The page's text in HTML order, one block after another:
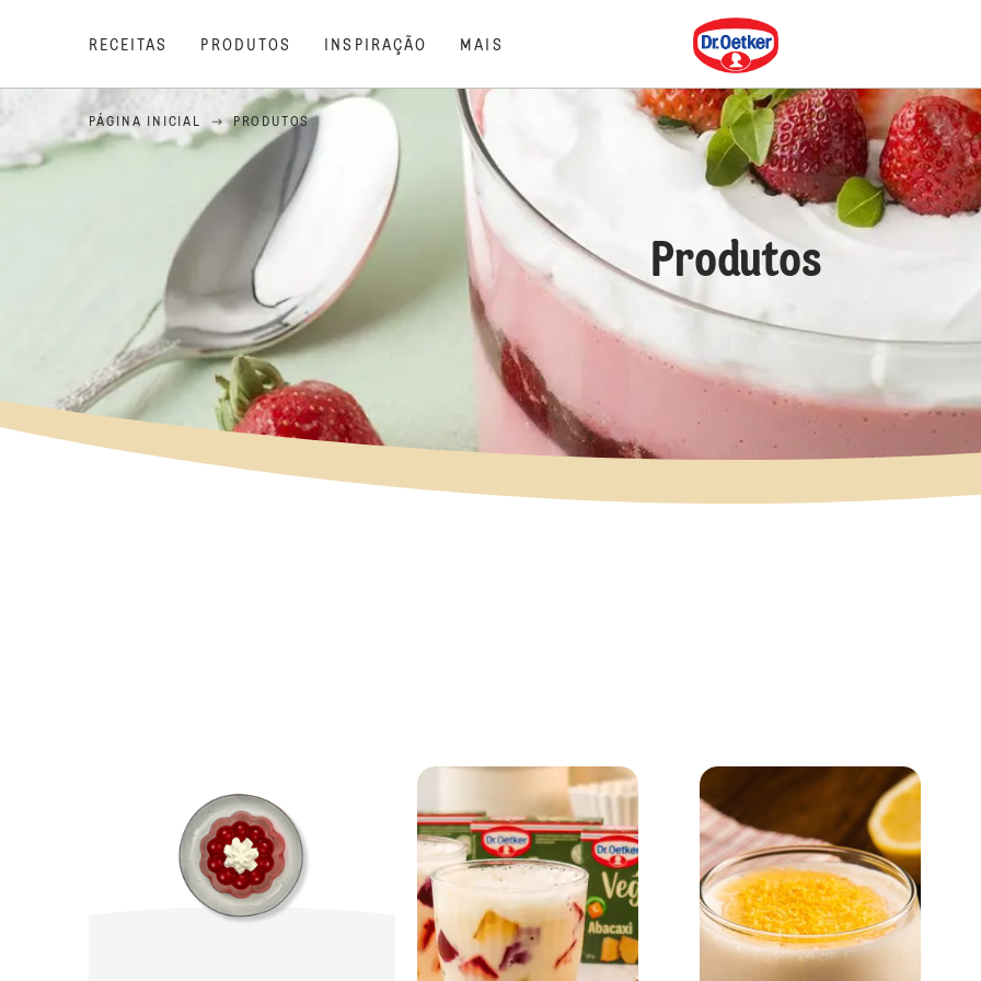
RECEITAS PRODUTOS INSPIRAÇÃO MAIS
Dr. Oetker
PÁGINA INICIAL PRODUTOS
Produtos
Gelatinas Vegana